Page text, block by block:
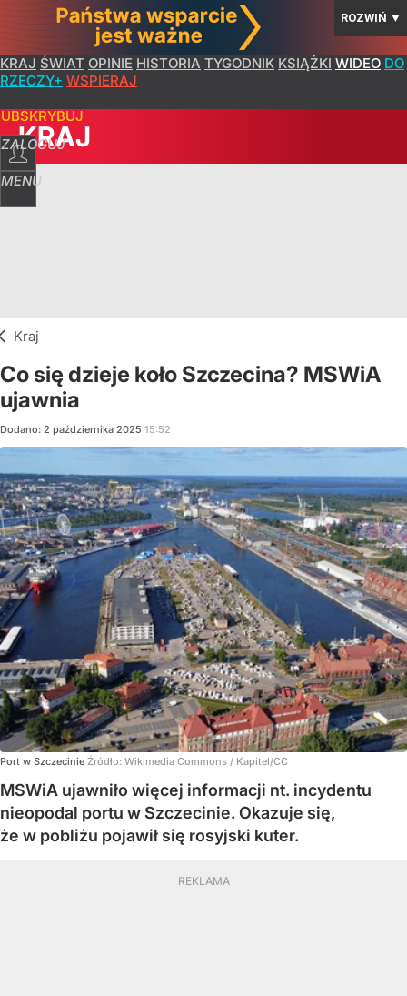
ROZWIŃ ▼
KRAJ ŚWIAT OPINIE HISTORIA TYGODNIK KSIĄŻKI WIDEO DO
RZECZY+ WSPIERAJ
ZALOGUJ
MENU
KRAJ
Kraj
Co się dzieje koło Szczecina? MSWiA
ujawnia
Dodano: 2 października 2025 15:52
Port w Szczecinie Źródło: Wikimedia Commons / Kapitel/CC
MSWiA ujawniło więcej informacji nt. incydentu
nieopodal portu w Szczecinie. Okazuje się,
że w pobliżu pojawił się rosyjski kuter.